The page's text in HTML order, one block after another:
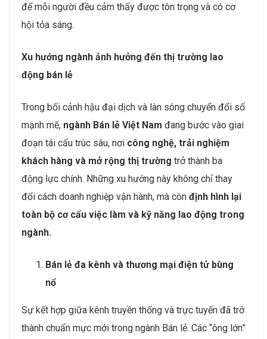
để mỗi người đều cảm thấy được tôn trọng và có cơ
hội tỏa sáng.
Xu hướng ngành ảnh hưởng đến thị trường lao
động bán lẻ
Trong bối cảnh hậu đại dịch và làn sóng chuyển đổi số
mạnh mẽ, ngành Bán lẻ Việt Nam đang bước vào giai
đoạn tái cấu trúc sâu, nơi công nghệ, trải nghiệm
khách hàng và mở rộng thị trường trở thành ba
động lực chính. Những xu hướng này không chỉ thay
đổi cách doanh nghiệp vận hành, mà còn định hình lại
toàn bộ cơ cấu việc làm và kỹ năng lao động trong
ngành.
Bán lẻ đa kênh và thương mại điện tử bùng
nổ
Sự kết hợp giữa kênh truyền thống và trực tuyến đã trở
thành chuẩn mực mới trong ngành Bán lẻ. Các “ông lớn”